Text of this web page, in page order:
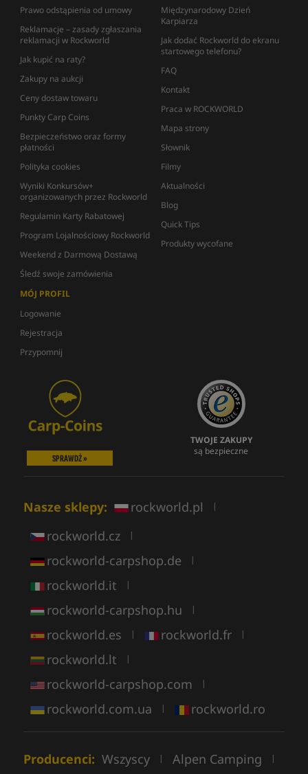
Prawo odstąpienia od umowy
Reklamacje – zasady zgłaszania
reklamacji w Rockworld
Jak kupić na raty?
Zakupy na aukcji
Ceny dostaw towaru
Punkty Carp Coins
Bezpieczeństwo oraz formy
płatności
Polityka cookies
Wyniki Konkursów+
organizowanych przez Rockworld
Regulamin Karty Rabatowej
Program Lojalnościowy Rockworld
Weekend z Darmową Dostawą
Śledź swoje zamówienia
Międzynarodowy Dzień
Karpiarza
Jak dodać Rockworld do ekranu
startowego telefonu?
FAQ
Kontakt
Praca w ROCKWORLD
Mapa strony
Słownik
Filmy
Aktualności
Blog
Quick Tips
Produkty wycofane
MÓJ PROFIL
Logowanie
Rejestracja
Przypomnij
SPRAWDŹ »
TWOJE ZAKUPY
są bezpieczne
Nasze sklepy: rockworld.pl |
rockworld.cz |
rockworld-carpshop.de |
rockworld.it |
rockworld-carpshop.hu |
rockworld.es | rockworld.fr |
rockworld.lt |
rockworld-carpshop.com |
rockworld.com.ua | rockworld.ro
Producenci: Wszyscy | Alpen Camping |